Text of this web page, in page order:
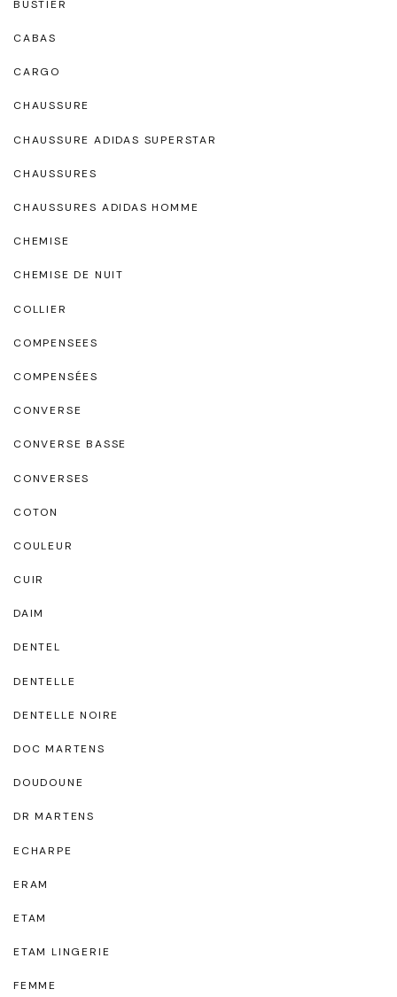
BUSTIER
CABAS
CARGO
CHAUSSURE
CHAUSSURE ADIDAS SUPERSTAR
CHAUSSURES
CHAUSSURES ADIDAS HOMME
CHEMISE
CHEMISE DE NUIT
COLLIER
COMPENSEES
COMPENSÉES
CONVERSE
CONVERSE BASSE
CONVERSES
COTON
COULEUR
CUIR
DAIM
DENTEL
DENTELLE
DENTELLE NOIRE
DOC MARTENS
DOUDOUNE
DR MARTENS
ECHARPE
ERAM
ETAM
ETAM LINGERIE
FEMME